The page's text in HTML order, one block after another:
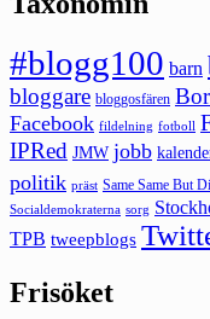
#blogg100 barn
bloggare bloggosfären
Facebook fildelning fotboll
IPRed JMW jobb
politik präst Same Same But
Socialdemokraterna sorg
TPB tweepblogs
Frisöket